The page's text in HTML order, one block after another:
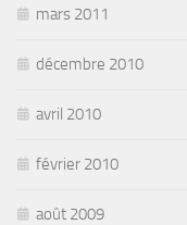
mars 2011
décembre 2010
avril 2010
février 2010
août 2009